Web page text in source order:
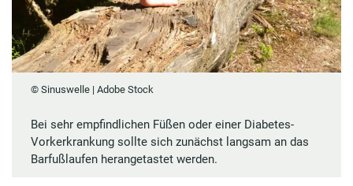
© Sinuswelle | Adobe Stock
Bei sehr empfindlichen Füßen oder einer Diabetes-
Vorkerkrankung sollte sich zunächst langsam an das
Barfußlaufen herangetastet werden.